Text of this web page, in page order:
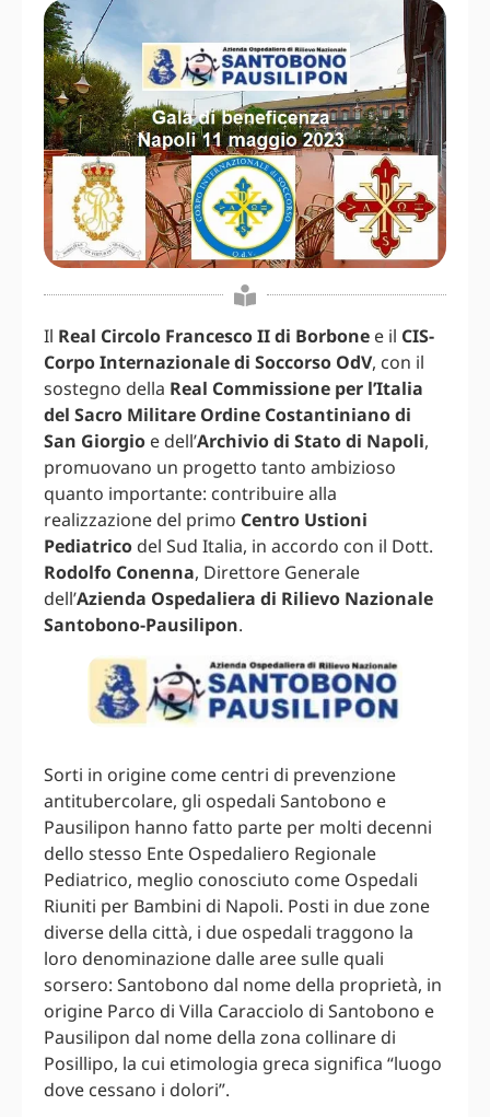
Il Real Circolo Francesco II di Borbone e il CIS-
Corpo Internazionale di Soccorso OdV, con il
sostegno della Real Commissione per l’Italia
del Sacro Militare Ordine Costantiniano di
San Giorgio e dell’Archivio di Stato di Napoli,
promuovano un progetto tanto ambizioso
quanto importante: contribuire alla
realizzazione del primo Centro Ustioni
Pediatrico del Sud Italia, in accordo con il Dott.
Rodolfo Conenna, Direttore Generale
dell’Azienda Ospedaliera di Rilievo Nazionale
Santobono-Pausilipon.
Sorti in origine come centri di prevenzione
antitubercolare, gli ospedali Santobono e
Pausilipon hanno fatto parte per molti decenni
dello stesso Ente Ospedaliero Regionale
Pediatrico, meglio conosciuto come Ospedali
Riuniti per Bambini di Napoli. Posti in due zone
diverse della città, i due ospedali traggono la
loro denominazione dalle aree sulle quali
sorsero: Santobono dal nome della proprietà, in
origine Parco di Villa Caracciolo di Santobono e
Pausilipon dal nome della zona collinare di
Posillipo, la cui etimologia greca significa “luogo
dove cessano i dolori”.